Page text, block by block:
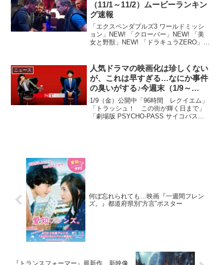
（11/1～11/2）ムービーランキン
グ速報
「エクスペンダブルズ3 ワールドミッシ
ョン」NEW! 「クローバー」NEW! 「美
女と野獣」NEW! 「ドラキュラZERO」
コライザー」 「グレース・オブ・モ...
ニュース
人気ドラマの映画化は珍しくない
が、これは早すぎる…なにか事件
の臭いがする♪今週末（1/9～
1/10）公開作品をご紹介！
1/9（金）公開中「96時間 レクイエム」
「トラッシュ！ この街が輝く日まで」
「劇場版 PSYCHO-PASS サイコパス」
何ぼ忘れられても…映画『一週間フレン
ズ。』都道府県別“方言”ポスター
『トランスフォーマー』最新作、新映像